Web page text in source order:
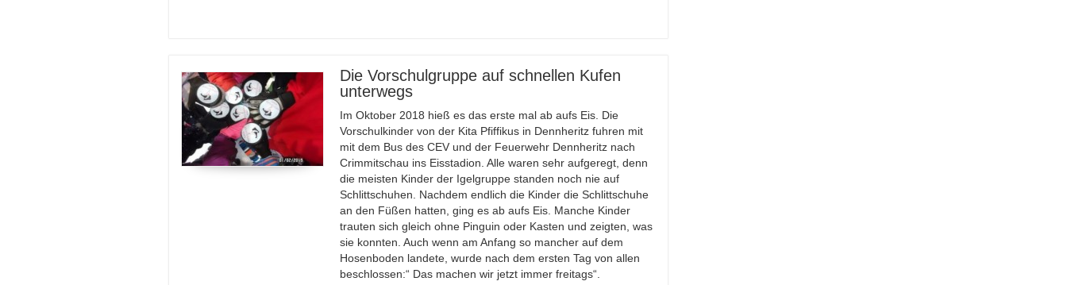
Die Vorschulgruppe auf schnellen Kufen
unterwegs
Im Oktober 2018 hieß es das erste mal ab aufs Eis. Die
Vorschulkinder von der Kita Pfiffikus in Dennheritz fuhren mit
mit dem Bus des CEV und der Feuerwehr Dennheritz nach
Crimmitschau ins Eisstadion. Alle waren sehr aufgeregt, denn
die meisten Kinder der Igelgruppe standen noch nie auf
Schlittschuhen. Nachdem endlich die Kinder die Schlittschuhe
an den Füßen hatten, ging es ab aufs Eis. Manche Kinder
trauten sich gleich ohne Pinguin oder Kasten und zeigten, was
sie konnten. Auch wenn am Anfang so mancher auf dem
Hosenboden landete, wurde nach dem ersten Tag von allen
beschlossen:“ Das machen wir jetzt immer freitags“.